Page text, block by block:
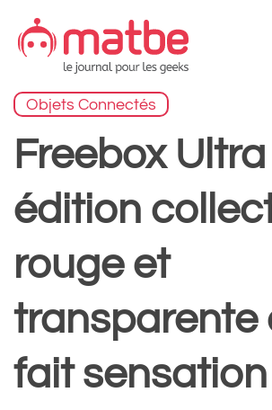
contenu
Objets Connectés
Freebox
édition
rouge et
transparente
fait sensation